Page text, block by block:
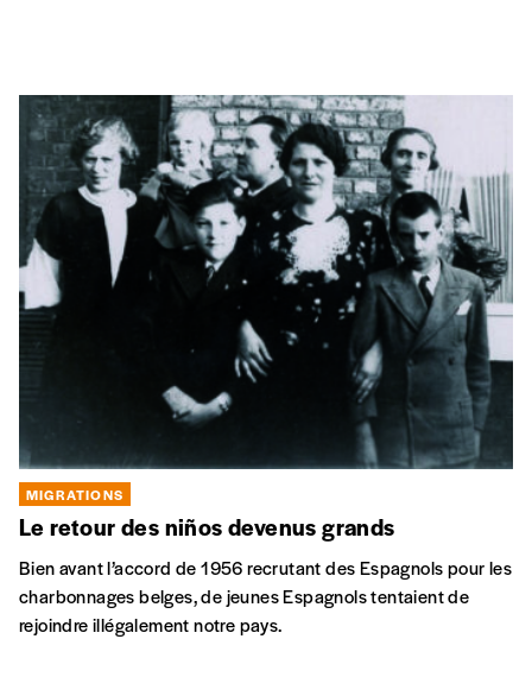
MIGRATIONS
Le retour des niños devenus grands
Bien avant l’accord de 1956 recrutant des Espagnols pour les
charbonnages belges, de jeunes Espagnols tentaient de
rejoindre illégalement notre pays.